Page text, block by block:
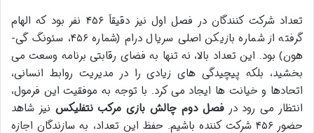
تعداد شرکت کنندگان در فصل اول نیز دقیقاً ۴۵۶ نفر بود که الهام
گرفته از شماره بازیکن اصلی سریال درام (شماره ۴۵۶، سئونگ گی-
هون) بود. این تعداد بالا، نه تنها به فضای رقابتی برنامه وسعت می
بخشید، بلکه پیچیدگی های زیادی را در مدیریت روابط انسانی،
اتحادها و خیانت ها ایجاد می کرد. با توجه به موفقیت این فرمول،
انتظار می رود درفصل دوم چالش بازی مرکب نتفلیکس نیز شاهد
حضور ۴۵۶ شرکت کننده باشیم. حفظ این تعداد، به سازندگان اجازه